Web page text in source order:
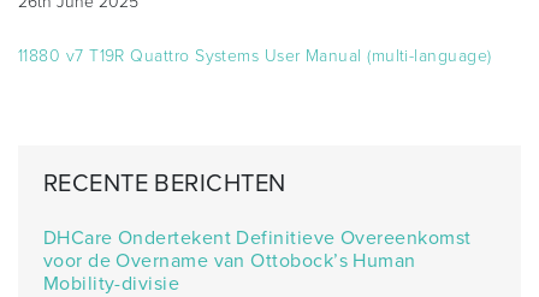
11880 v7 T19R Quattro Systems User Manual (multi-language)
RECENTE BERICHTEN
DHCare Ondertekent Definitieve Overeenkomst
voor de Overname van Ottobock’s Human
Mobility-divisie